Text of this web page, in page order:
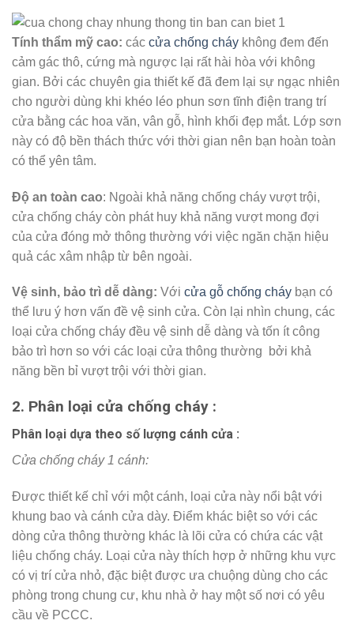
Tính thẩm mỹ cao: các cửa chống cháy không đem đến
cảm gác thô, cứng mà ngược lại rất hài hòa với không
gian. Bởi các chuyên gia thiết kế đã đem lại sự ngạc nhiên
cho người dùng khi khéo léo phun sơn tĩnh điện trang trí
cửa bằng các hoa văn, vân gỗ, hình khối đẹp mắt. Lớp sơn
này có độ bền thách thức với thời gian nên bạn hoàn toàn
có thể yên tâm.
Độ an toàn cao: Ngoài khả năng chống cháy vượt trội,
cửa chống cháy còn phát huy khả năng vượt mong đợi
của cửa đóng mở thông thường với việc ngăn chặn hiệu
quả các xâm nhập từ bên ngoài.
Vệ sinh, bảo trì dễ dàng: Với cửa gỗ chống cháy bạn có
thể lưu ý hơn vấn đề vệ sinh cửa. Còn lại nhìn chung, các
loại cửa chống cháy đều vệ sinh dễ dàng và tốn ít công
bảo trì hơn so với các loại cửa thông thường bởi khả
năng bền bỉ vượt trội với thời gian.
2. Phân loại cửa chống cháy :
Phân loại dựa theo số lượng cánh cửa :
Cửa chống cháy 1 cánh:
Được thiết kế chỉ với một cánh, loại cửa này nổi bật với
khung bao và cánh cửa dày. Điểm khác biệt so với các
dòng cửa thông thường khác là lõi cửa có chứa các vật
liệu chống cháy. Loại cửa này thích hợp ở những khu vực
có vị trí cửa nhỏ, đặc biệt được ưa chuộng dùng cho các
phòng trong chung cư, khu nhà ở hay một số nơi có yêu
cầu về PCCC.